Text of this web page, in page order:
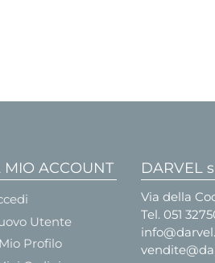
MIO ACCOUNT
Utente
Profilo
DARVEL
Via della
Tel. 051